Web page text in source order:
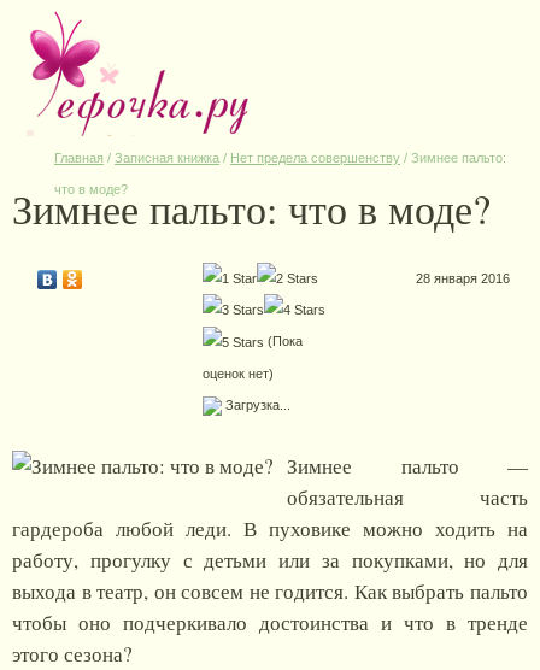
Главная / Записная книжка / Нет предела совершенству / Зимнее пальто:
что в моде?
Зимнее пальто: что в моде?
(Пока
оценок нет)
Загрузка...
28 января 2016
Зимнее пальто —
обязательная часть
гардероба любой леди. В пуховике можно ходить на
работу, прогулку с детьми или за покупками, но для
выхода в театр, он совсем не годится. Как выбрать пальто
чтобы оно подчеркивало достоинства и что в тренде
этого сезона?